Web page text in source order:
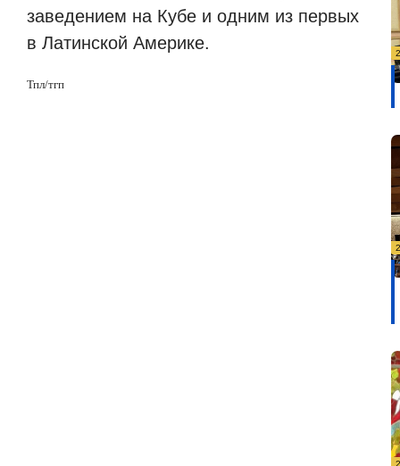
заведением на Кубе и одним из первых
в Латинской Америке.
Тпл/тгп